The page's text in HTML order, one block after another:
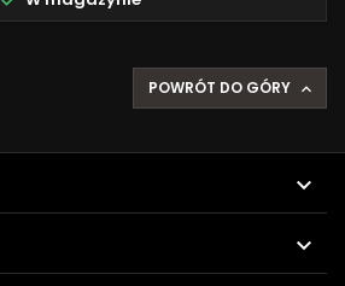
POWRÓT DO GÓRY 

